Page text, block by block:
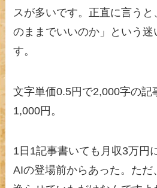
スが多いです。正直に言うと
のままでいいのか」という
す。
文字単価0.5円で2,000字の記
1,000円。
1日1記事書いても月収3万円
AIの登場前からあった。ただ